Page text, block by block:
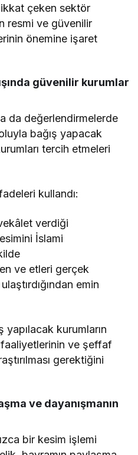
çeken sektör
resmi ve güvenilir
önemine işaret
güvenilir kurumlar
da değerlendirmelerde
bağış yapacak
tercih etmeleri
kullandı:
verdiği
İslami
ve etleri gerçek
emin
yapılacak kurumların
ve şeffaf
gerektiğini
ve dayanışmanın
bir kesim işlemi